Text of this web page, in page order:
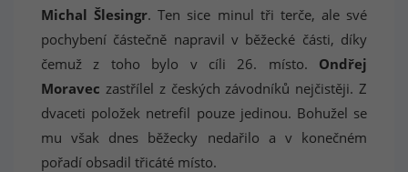
Michal Šlesingr. Ten sice minul tři terče, ale své
pochybení částečně napravil v běžecké části, díky
čemuž z toho bylo v cíli 26. místo. Ondřej
Moravec zastřílel z českých závodníků nejčistěji. Z
dvaceti položek netrefil pouze jedinou. Bohužel se
mu však dnes běžecky nedařilo a v konečném
pořadí obsadil třicáté místo.